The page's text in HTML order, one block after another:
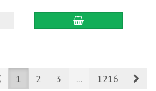
Prev1 2 3 ... 1216